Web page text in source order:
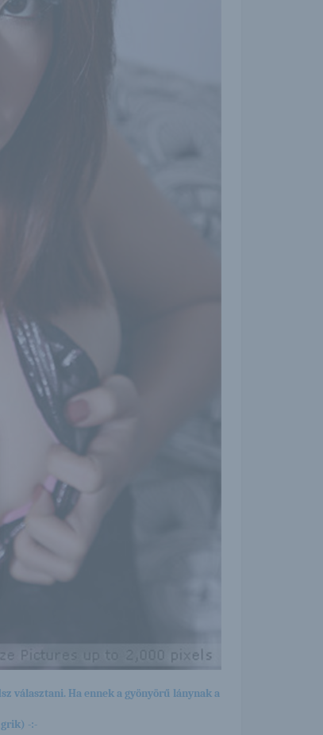
választani. Ha ennek a gyönyörű lánynak a
-:-